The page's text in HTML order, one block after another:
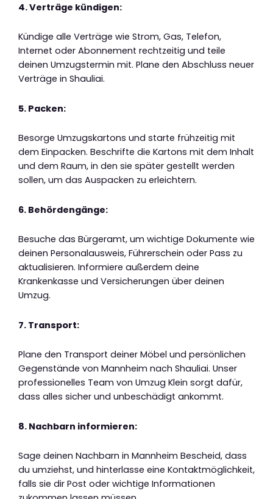
4. Verträge kündigen:
Kündige alle Verträge wie Strom, Gas, Telefon,
Internet oder Abonnement rechtzeitig und teile
deinen Umzugstermin mit. Plane den Abschluss neuer
Verträge in Shauliai.
5. Packen:
Besorge Umzugskartons und starte frühzeitig mit
dem Einpacken. Beschrifte die Kartons mit dem Inhalt
und dem Raum, in den sie später gestellt werden
sollen, um das Auspacken zu erleichtern.
6. Behördengänge:
Besuche das Bürgeramt, um wichtige Dokumente wie
deinen Personalausweis, Führerschein oder Pass zu
aktualisieren. Informiere außerdem deine
Krankenkasse und Versicherungen über deinen
Umzug.
7. Transport:
Plane den Transport deiner Möbel und persönlichen
Gegenstände von Mannheim nach Shauliai. Unser
professionelles Team von Umzug Klein sorgt dafür,
dass alles sicher und unbeschädigt ankommt.
8. Nachbarn informieren:
Sage deinen Nachbarn in Mannheim Bescheid, dass
du umziehst, und hinterlasse eine Kontaktmöglichkeit,
falls sie dir Post oder wichtige Informationen